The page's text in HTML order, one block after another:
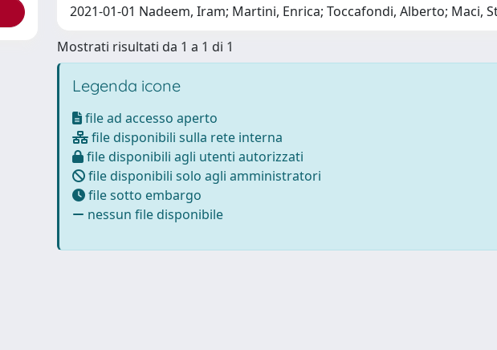
2021-01-01 Nadeem, Iram; Martini, Enrica; Toccafondi, Alberto; Maci,
Mostrati risultati da 1 a 1 di 1
Legenda icone
file ad accesso aperto
file disponibili sulla rete interna
file disponibili agli utenti autorizzati
file disponibili solo agli amministratori
file sotto embargo
nessun file disponibile